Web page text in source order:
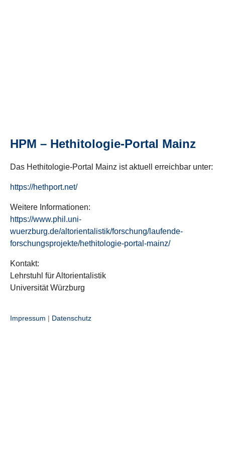
HPM – Hethitologie-Portal Mainz
Das Hethitologie-Portal Mainz ist aktuell erreichbar unter:
https://hethport.net/
Weitere Informationen:
https://www.phil.uni-
wuerzburg.de/altorientalistik/forschung/laufende-
forschungsprojekte/hethitologie-portal-mainz/
Kontakt:
Lehrstuhl für Altorientalistik
Universität Würzburg
Impressum | Datenschutz